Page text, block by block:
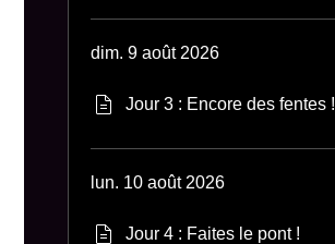
dim. 9 août 2026
Jour 3 : Encore des fentes !
lun. 10 août 2026
Jour 4 : Faites le pont !